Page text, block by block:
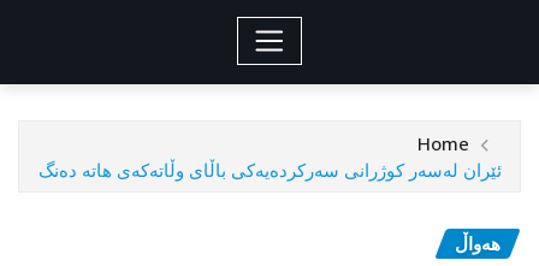
Home
ئێران لەسەر کوژرانی سەرکردەیەکی باڵای وڵاتەکەی هاتە دەنگ
هەواڵ